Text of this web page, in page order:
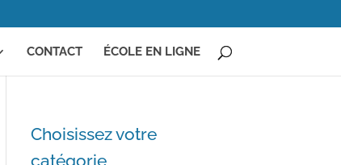
CONTACT ÉCOLE EN LIGNE
Choisissez votre
catégorie